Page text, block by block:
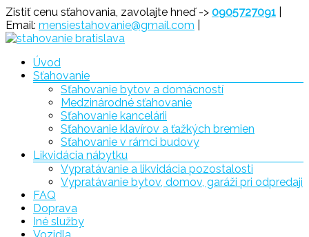
Prejsť
na
obsah
Zistiť cenu sťahovania, zavolajte hneď -> 0905727091
Email: mensiestahovanie@gmail.com
Sťahovanie
Bratislava
Menu Úvod
Sťahovanie
Sťahovanie bytov a domácností
Medzinárodné sťahovanie
Sťahovanie kancelárii
Sťahovanie klavírov a ťažkých bremien
Sťahovanie v rámci budovy
Likvidácia nábytku
Vypratávanie a likvidácia pozostalosti
Vypratávanie bytov, domov, garáži pri odpredaji
FAQ
Doprava
Iné služby